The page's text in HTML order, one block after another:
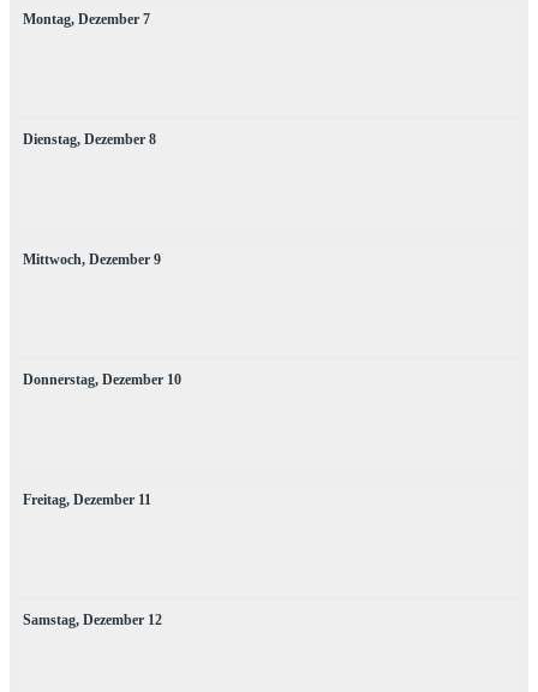
Montag, Dezember 7
Dienstag, Dezember 8
Mittwoch, Dezember 9
Donnerstag, Dezember 10
Freitag, Dezember 11
Samstag, Dezember 12